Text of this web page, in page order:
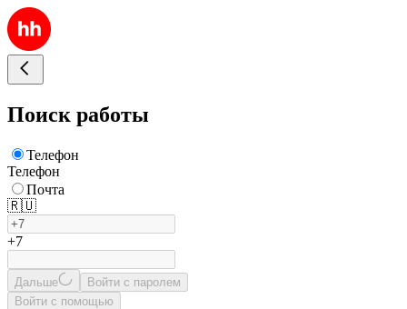
Поиск работы
Телефон
Телефон
Почта
🇷🇺
+7
Дальше
Войти с паролем
Войти с помощью